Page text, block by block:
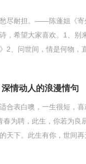
尽耐担。——陈蓬姐《寄
，希望大家喜欢。1、别
、问世间，情是何物，
情动人的浪漫情句
合表白噢，一生很短，
春为聘，此生，你若为良
天下。此生有你，世间
世